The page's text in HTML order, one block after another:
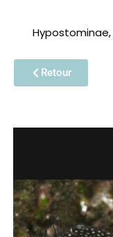
Hypostominae,
Retour